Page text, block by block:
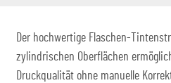
Der hochwertige Flaschen-
zylindrischen Oberflächen
Druckqualität ohne manuelle